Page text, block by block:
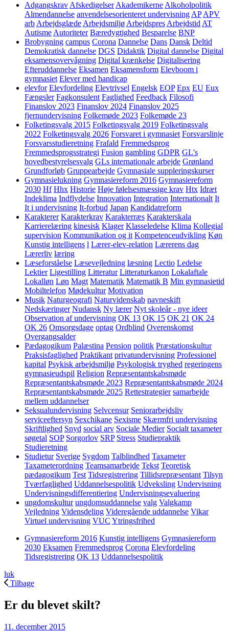
Adgangskrav Afskedigelser Akademikerne Alkoholpolitik
Almendannelse anvendelsesorienteret undervisning AP APV
arb Arbejdsglæde Arbejdsmiljø Arbejdspres Arbejdstid AT
Autisme Autoriteter Bæredygtighed Besparelse BNP
Brobygning campus Corona Dannelse Dans Dansk Deltid
Demokratisk dannelse DGS Didaktik Digital dannelse Digital
eksamensovervågning Digital krænkelse Digitalisering
Efteruddannelse Eksamen Eksamensform Elevboom i
gymnasiet Elever med handicap
elevfor Elevfordeling Elevtrivsel Engelsk EOP Epx EU Eux
Fængsler Fagkonsulent Faglighed Feedback Filosofi
Finanslov 2023 Finanslov 2024 Finanslov 2025
fjernundervisning Folkemøde 2023 Folkemøde 23
Folketingsvalg 2015 Folketingsvalg 2019 Folketingsvalg
2022 Folketingsvalg 2026 Forsvaret i gymnasiet Forsvarslinje
Forsvarsstudieretning Frafald Fremmedsprog
Fremmedsprogsstrategi Fusion gambling GDPR GL's
hovedbestyrelsesvalg GLs internationale arbejde Grønland
Grundforløb Gruppearbejde Gymnasiale suppleringskurser
Gymnasielukning Gymnasiereform 2016 Gymnasiereform
2030 Hf Hhx Historie Høje følelsesmæssige krav Htx Idræt
Indeklima Indflydelse Innovation Integration Internationalt It
It i undervisning It-forbud Japan Kandidatreform
Karakterer Karakterkrav Karakterræs Karakterskala
Karrierelæring kinesisk Klager Klasseledelse Klima Kollegial
supervision Kommunikation og it Kompetenceudvikling Køn
Kunstig intelligens l Lærer-elev-relation Lærerens dag
Lærerliv læring
Læseforståelse Læsevejledning læsning Lectio Ledelse
Lektier Ligestilling Litteratur Litteraturkanon Lokalaftale
Lokalløn Løn Magt Matematik Matematik B Min gymnasietid
Mobiltelefon Mødekultur Motivation
Musik Naturgeografi Naturvidenskab navneskift
Nedskæringer Nudansk Ny lærer Nyt skoleår - nye ideer
Observation af undervisning OK 13 OK 15 OK 21 OK 24
OK 26 Omsorgsdage optag Ordblind Overenskomst
Overgangsalder
Pædagogikum Palæstina Pension politik Præstationskultur
Praksisfaglighed Praktikant privatundervisning Professionel
kapital Psykisk arbejdsmiljø Psykologisk tryghed regeringens
gymnasieudspil Religion Repræsentantskabsmøde
Repræsentantskabsmøde 2023 Repræsentantskabsmøde 2024
Repræsentantskabsmøde 2025 Rettestrategier samarbejde
mellem uddannelser
Seksualundervisning Selvcensur Seniorarbejdsliv
serviceeftersyn Sexchikane Sexisme Skærmfri undervisning
Skriftlighed Snyd social arv Sociale Medier Socialt taxameter
søgetal SOP Sorgorlov SRP Stress Studiepraktik
Studieretning
Studietur Sverige Sygdom Talblindhed Taxameter
Taxameterordning Teamsamarbejde Tekst Teoretisk
pædagogikum Test Tidsregistrering Tillidsrepræsentant Tilsyn
Tværfaglighed Uddannelsespolitik Udveksling Undervisning
Undervisningsdifferentiering Undervisningsevaluering
ungdomskultur ungdomsuddannelse valg Valgkamp
Vejledning Vidensdeling Videregående uddannelse Vikar
Virtuel undervisning VUC Ytringsfrihed
Gymnasiereform 2016 Kunstig intelligens Gymnasiereform
2030 Eksamen Fremmedsprog Corona Elevfordeling
Tidsregistrering OK 13 Uddannelsespolitik
luk
Tilbage
Er du blevet skilt?
11. december 2015